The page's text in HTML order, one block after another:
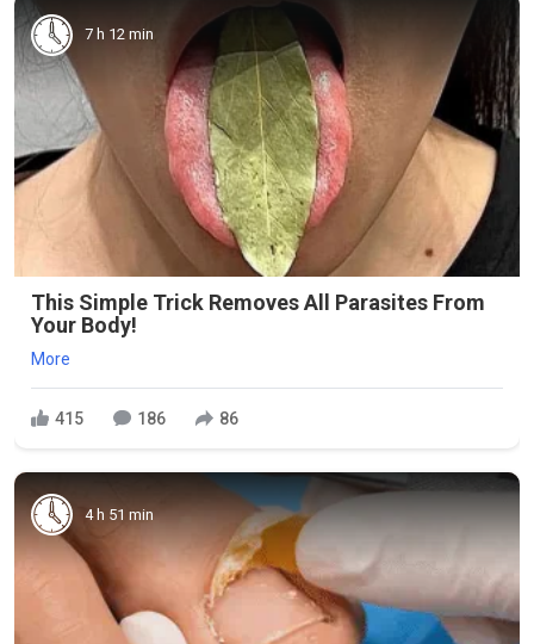
7 h 12 min
This Simple Trick Removes All Parasites From
Your Body!
More
415 186 86
4 h 51 min